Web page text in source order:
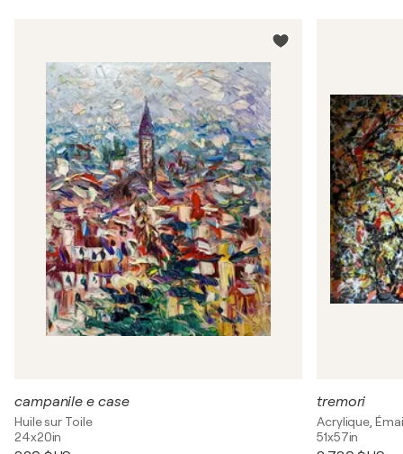
campanile e case
Huile sur Toile
24x20in
tremori
Acrylique,
51x57in